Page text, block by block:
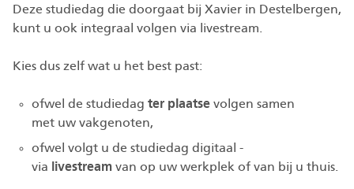
Deze studiedag die doorgaat bij Xavier in Destelbergen,
kunt u ook integraal volgen via livestream.
Kies dus zelf wat u het best past:
ofwel de studiedag ter plaatse volgen samen
met uw vakgenoten,
ofwel volgt u de studiedag digitaal -
via livestream van op uw werkplek of van bij u thuis.